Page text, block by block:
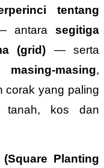
tentang
antara segitiga
(grid) — serta
masing,
corak yang paling
tanah, kos dan
Planting